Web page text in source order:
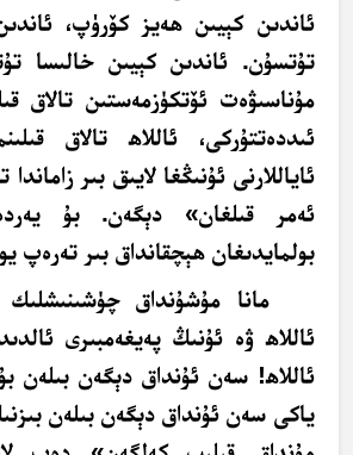
ئاندىن كېيىن ھەيز كۆرۈپ، ئاندىن
تۇتسۇن. ئاندىن كېيىن خالىسا
مۇناسىۋەت ئۆتكۈزمەستىن تالاق
ئىددەتتۇركى، ئاللاھ تالاق
ئاياللارنى ئۇنىڭغا لايىق بىر زاماندا
ئەمر قىلغان» دېگەن. بۇ
بولمايدىغان ھېچقانداق بىر تەرەپ
مانا مۇشۇنداق چۈشىنىشلىك
ئاللاھ ۋە ئۇنىڭ پەيغەمبىرى
ئاللاھ! سەن ئۇنداق دېگەن بىلەن
ياكى سەن ئۇنداق دېگەن بىلەن